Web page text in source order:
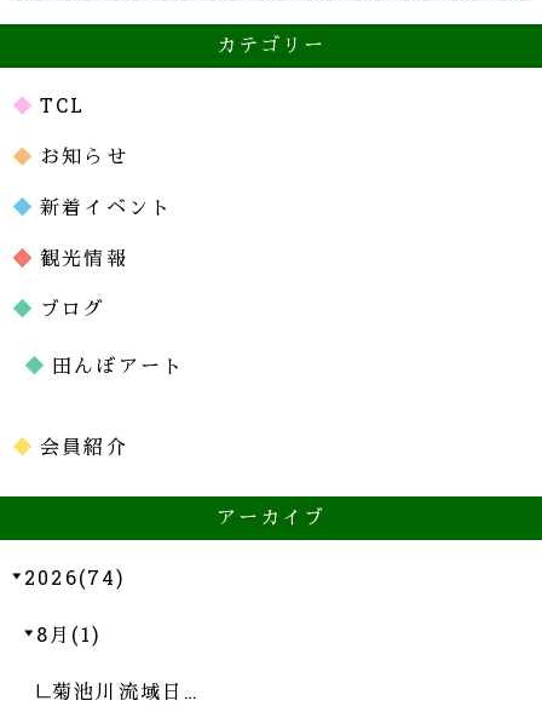
カテゴリー
TCL
お知らせ
新着イベント
観光情報
ブログ
田んぼアート
会員紹介
アーカイブ
2026(74)
8月(1)
菊池川流域日…